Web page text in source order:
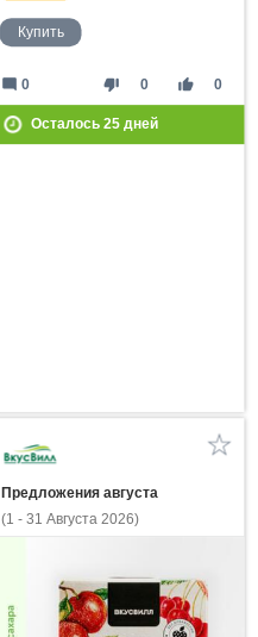
Купить
thumb_down 0 thumb_up 0
mode_comment 0
Осталось 25дней
Предложения августа
(1 - 31 Августа 2026)